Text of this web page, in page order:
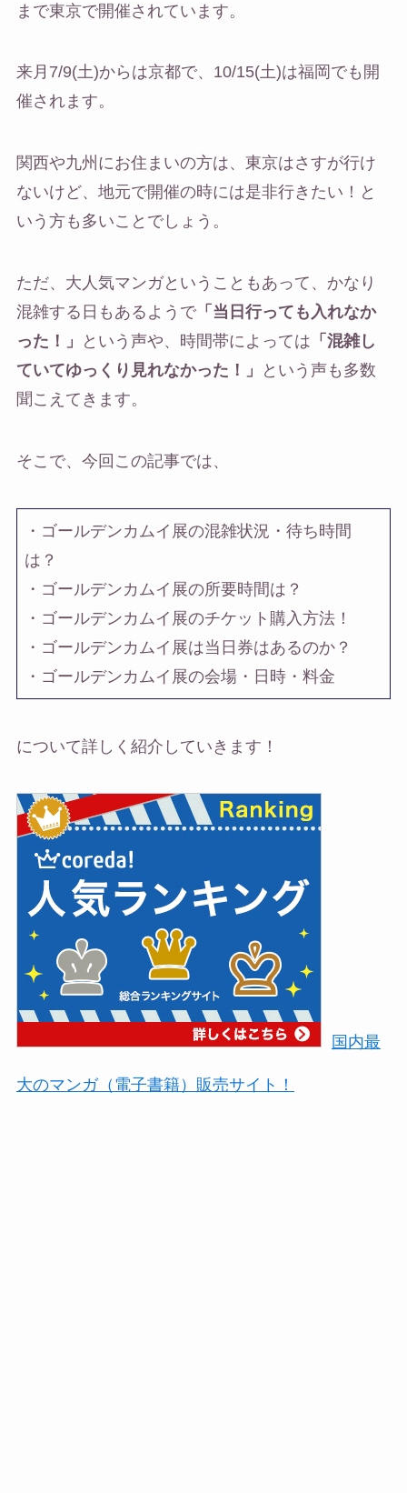
まで東京で開催されています。
来月7/9(土)からは京都で、10/15(土)は福岡でも開
催されます。
関西や九州にお住まいの方は、東京はさすが行け
ないけど、地元で開催の時には是非行きたい！と
いう方も多いことでしょう。
ただ、大人気マンガということもあって、かなり
混雑する日もあるようで「当日行っても入れなか
った！」
という声や、時間帯によっては 「混雑し
ていてゆっくり見れなかった！」
という声も多数
聞こえてきます。
そこで、今回この記事では、
・ゴールデンカムイ展の混雑状況・待ち時間
は？
・ゴールデンカムイ展の所要時間は？
・ゴールデンカムイ展のチケット購入方法！
・ゴールデンカムイ展は当日券はあるのか？
・ゴールデンカムイ展の会場・日時・料金
について詳しく紹介していきます！
国内最
大のマンガ（電子書籍）販売サイト！